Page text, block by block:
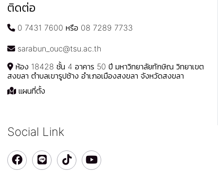
ติดต่อ
0 7431 7600 หรือ 08 7289 7733
sarabun_ouc@tsu.ac.th
ห้อง 18428 ชั้น 4 อาคาร 50 ปี มหาวิทยาลัยทักษิณ วิทยาเขต
สงขลา ตำบลเขารูปช้าง อำเภอเมืองสงขลา จังหวัดสงขลา
แผนที่ตั้ง
Social Link